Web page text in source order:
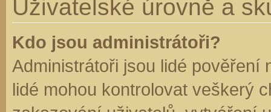
Uživatelské úrovně a
Kdo jsou administrátoři?
Administrátoři jsou lidé pověření
lidé mohou kontrolovat veškerý